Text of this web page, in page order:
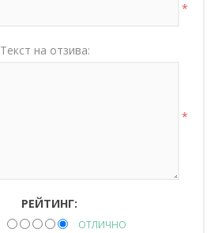
*
Текст на отзива:
*
РЕЙТИНГ:
ОТЛИЧНО